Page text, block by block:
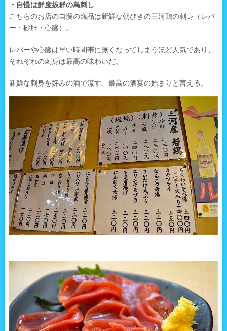
・自慢は鮮度抜群の鳥刺し
こちらのお店の自慢の逸品は新鮮な朝びきの三河鶏の刺身（レバ
ー・砂肝・心臓）。
レバーや心臓は早い時間帯に無くなってしまうほど人気であり、
それぞれの刺身は最高の味わいだ。
新鮮な刺身を好みの酒で流す、最高の酒宴の始まりと言える。